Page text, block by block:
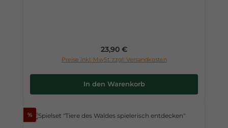
Regulärer Preis:
23,90 €
Preise inkl. MwSt. zzgl. Versandkosten
In den Warenkorb
%